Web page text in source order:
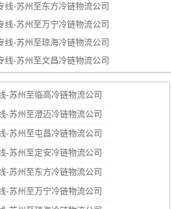
线-苏州至东方冷链物流公司
线-苏州至万宁冷链物流公司
线-苏州至琼海冷链物流公司
线-苏州至文昌冷链物流公司
-苏州至临高冷链物流公司
-苏州至澄迈冷链物流公司
-苏州至屯昌冷链物流公司
-苏州至定安冷链物流公司
-苏州至东方冷链物流公司
-苏州至万宁冷链物流公司